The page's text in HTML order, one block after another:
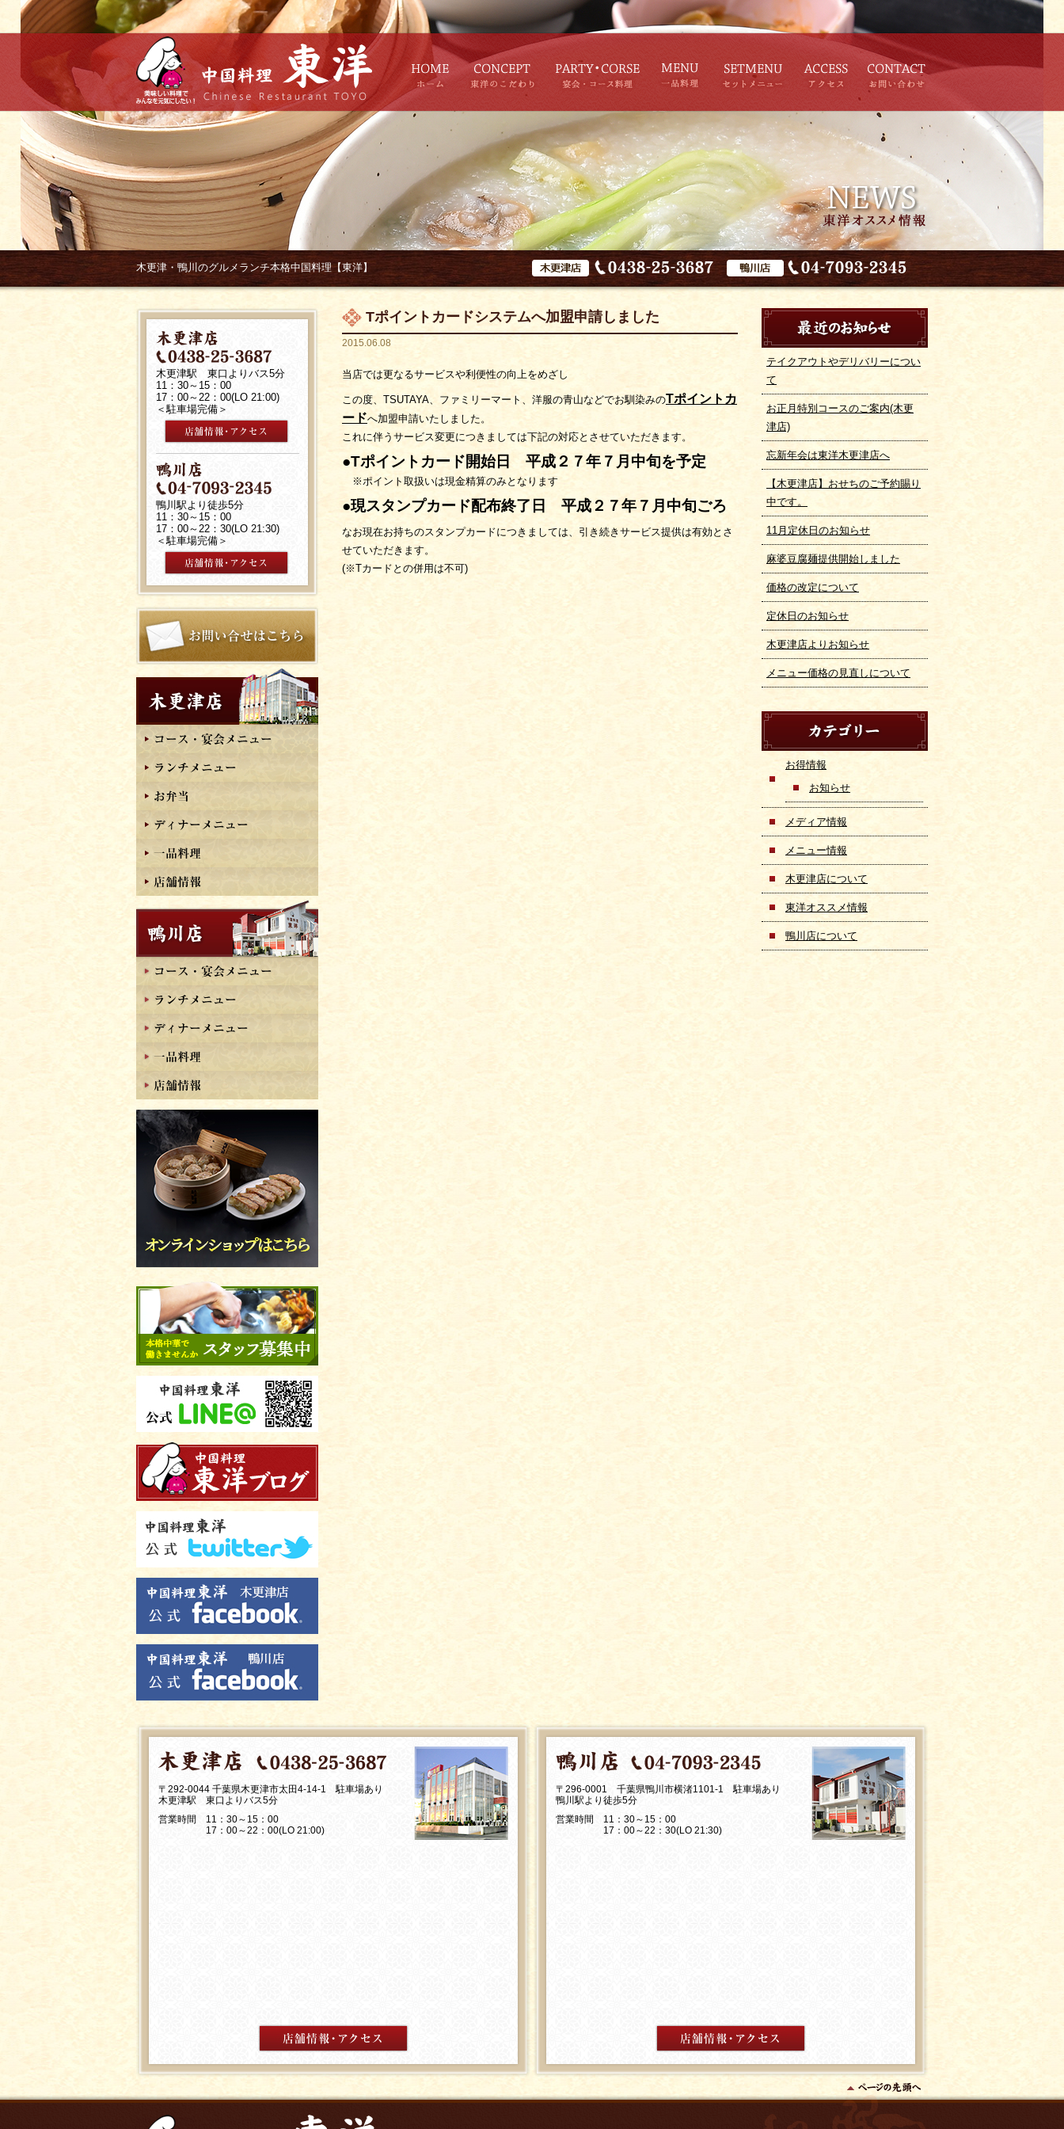
木更津・鴨川のグルメランチ本格中国料理【東洋】
木更津駅 東口よりバス5分
11：30～15：00
17：00～22：00(LO 21:00)
＜駐車場完備＞
鴨川駅より徒歩5分
11：30～15：00
17：00～22：30(LO 21:30)
＜駐車場完備＞
テイクアウトやデリバリーについ
て
お正月特別コースのご案内(木更
津店)
忘新年会は東洋木更津店へ
【木更津店】おせちのご予約賜り
中です。
11月定休日のお知らせ
麻婆豆腐麺提供開始しました
価格の改定について
定休日のお知らせ
木更津店よりお知らせ
メニュー価格の見直しについて
お得情報
お知らせ
メディア情報
メニュー情報
木更津店について
東洋オススメ情報
鴨川店について
Tポイントカードシステムへ加盟申請しました
2015.06.08
当店では更なるサービスや利便性の向上をめざし
この度、TSUTAYA、ファミリーマート、洋服の青山などでお馴染みのTポイントカ
ードへ加盟申請いたしました。
これに伴うサービス変更につきましては下記の対応とさせていただきます。
●Tポイントカード開始日 平成２７年７月中旬を予定
※ポイント取扱いは現金精算のみとなります
●現スタンプカード配布終了日 平成２７年７月中旬ごろ
なお現在お持ちのスタンプカードにつきましては、引き続きサービス提供は有効とさ
せていただきます。
(※Tカードとの併用は不可)
〒292-0044 千葉県木更津市太田4-14-1 駐車場あり
木更津駅 東口よりバス5分
営業時間 11：30～15：00
17：00～22：00(LO 21:00)
〒296-0001 千葉県鴨川市横渚1101-1 駐車場あり
鴨川駅より徒歩5分
営業時間 11：30～15：00
17：00～22：30(LO 21:30)